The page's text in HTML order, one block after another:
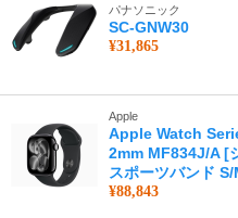
パナソニック
SC-GNW30
¥31,865
Apple
Apple Watch
2mm MF834J/A [
スポーツバンド S/
¥88,843